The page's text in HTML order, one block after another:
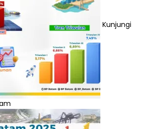
Kunjungi